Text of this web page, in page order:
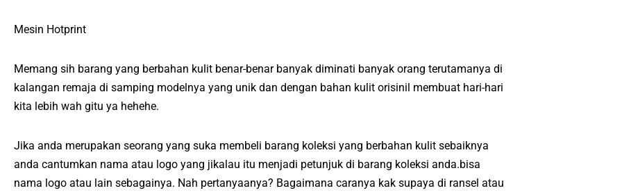
Mesin Hotprint
Memang sih barang yang berbahan kulit benar-benar banyak diminati banyak orang terutamanya di
kalangan remaja di samping modelnya yang unik dan dengan bahan kulit orisinil membuat hari-hari
kita lebih wah gitu ya hehehe.
Jika anda merupakan seorang yang suka membeli barang koleksi yang berbahan kulit sebaiknya
anda cantumkan nama atau logo yang jikalau itu menjadi petunjuk di barang koleksi anda.bisa
nama logo atau lain sebagainya. Nah pertanyaanya? Bagaimana caranya kak supaya di ransel atau